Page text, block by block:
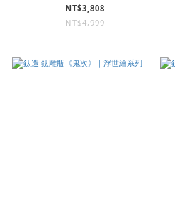
NT$3,808
NT$4,999